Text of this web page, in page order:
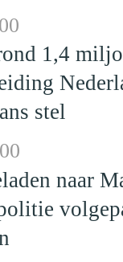
1,4
stel
naar